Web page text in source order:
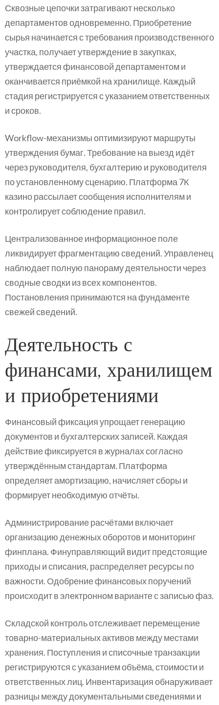
Сквозные цепочки затрагивают несколько
департаментов одновременно. Приобретение
сырья начинается с требования производственного
участка, получает утверждение в закупках,
утверждается финансовой департаментом и
оканчивается приёмкой на хранилище. Каждый
стадия регистрируется с указанием ответственных
и сроков.
Workflow-механизмы оптимизируют маршруты
утверждения бумаг. Требование на выезд идёт
через руководителя, бухгалтерию и руководителя
по установленному сценарию. Платформа 7К
казино рассылает сообщения исполнителям и
контролирует соблюдение правил.
Централизованное информационное поле
ликвидирует фрагментацию сведений. Управленец
наблюдает полную панораму деятельности через
сводные сводки из всех компонентов.
Постановления принимаются на фундаменте
свежей сведений.
Деятельность с
финансами, хранилищем
и приобретениями
Финансовый фиксация упрощает генерацию
документов и бухгалтерских записей. Каждая
действие фиксируется в журналах согласно
утверждённым стандартам. Платформа
определяет амортизацию, начисляет сборы и
формирует необходимую отчёты.
Администрирование расчётами включает
организацию денежных оборотов и мониторинг
финплана. Финуправляющий видит предстоящие
приходы и списания, распределяет ресурсы по
важности. Одобрение финансовых поручений
происходит в электронном варианте с записью фаз.
Складской контроль отслеживает перемещение
товарно-материальных активов между местами
хранения. Поступления и списочные транзакции
регистрируются с указанием объёма, стоимости и
ответственных лиц. Инвентаризация обнаруживает
разницы между документальными сведениями и